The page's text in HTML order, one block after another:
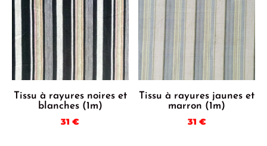
Tissu à rayures noires et
blanches (1m)
31€
Tissu à rayures jaunes et
marron (1m)
31 €